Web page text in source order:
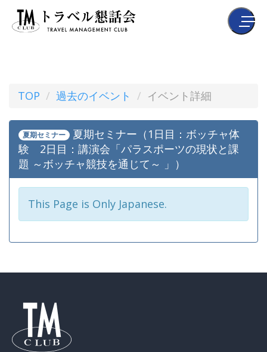
TOP 過去のイベント イベント詳細
夏期セミナー
夏期セミナー（1日目：ボッチャ体
験 2日目：講演会「パラスポーツの現状と課
題 ～ボッチャ競技を通じて～ 」）
This Page is Only Japanese.